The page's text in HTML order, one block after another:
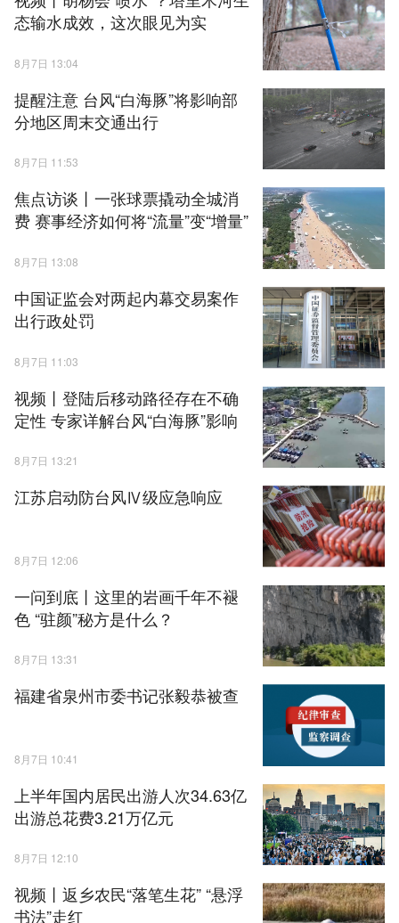
态输水成效，这次眼见为实
8月7日 13:04
提醒注意 台风“白海豚”将影响部
分地区周末交通出行
8月7日 11:53
焦点访谈丨一张球票撬动全城消
费 赛事经济如何将“流量”变“增量”
8月7日 13:08
中国证监会对两起内幕交易案作
出行政处罚
8月7日 11:03
视频丨登陆后移动路径存在不确
定性 专家详解台风“白海豚”影响
8月7日 13:21
江苏启动防台风Ⅳ级应急响应
8月7日 12:06
一问到底丨这里的岩画千年不褪
色 “驻颜”秘方是什么？
8月7日 13:31
福建省泉州市委书记张毅恭被查
8月7日 10:41
上半年国内居民出游人次34.63亿
出游总花费3.21万亿元
8月7日 12:10
视频丨返乡农民“落笔生花” “悬浮
书法”走红